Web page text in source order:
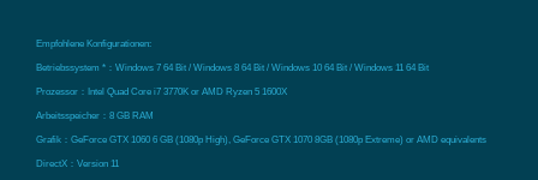
Empfohlene Konfigurationen:
Betriebssystem *：Windows 7 64 Bit / Windows 8 64 Bit / Windows 10 64 Bit / Windows 11 64 Bit
Prozessor：Intel Quad Core i7 3770K or AMD Ryzen 5 1600X
Arbeitsspeicher：8 GB RAM
Grafik：GeForce GTX 1060 6 GB (1080p High), GeForce GTX 1070 8GB (1080p Extreme) or AMD equivalents
DirectX：Version 11